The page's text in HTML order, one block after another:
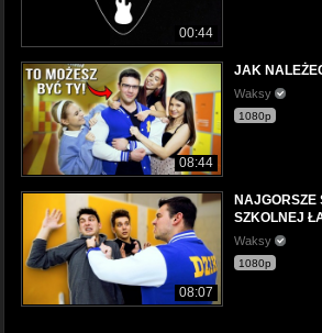
00:44
08:44
JAK
Waksy
1080p
08:07
NAJGORSZE
SZKOLNEJ
Waksy
1080p